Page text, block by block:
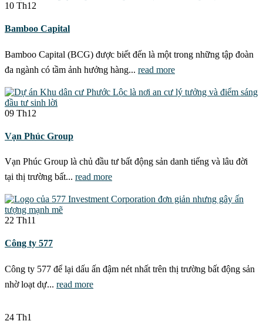
10 Th12
Bamboo Capital
Bamboo Capital (BCG) được biết đến là một trong những tập đoàn
đa ngành có tầm ảnh hưởng hàng... read more
09 Th12
Vạn Phúc Group
Vạn Phúc Group là chủ đầu tư bất động sản danh tiếng và lâu đời
tại thị trường bất... read more
22 Th11
Công ty 577
Công ty 577 để lại dấu ấn đậm nét nhất trên thị trường bất động sản
nhờ loạt dự... read more
24 Th1